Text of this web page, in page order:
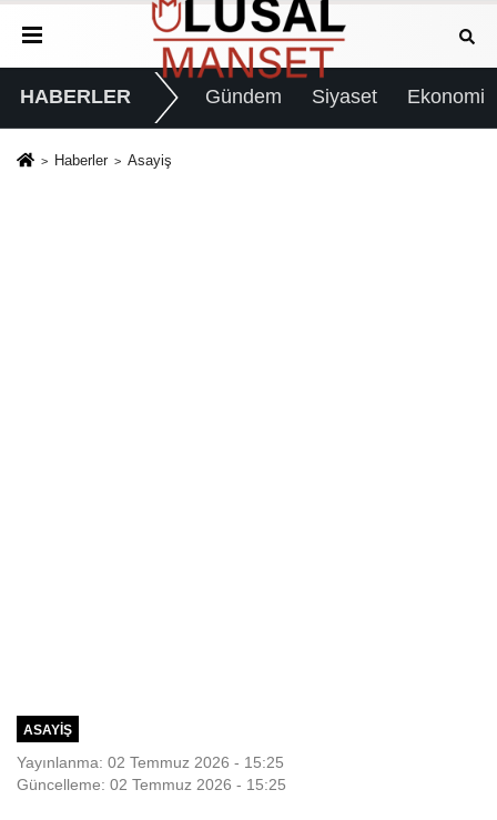
HABERLER Gündem Siyaset Ekonomi
Haberler Asayiş
ASAYIŞ
Yayınlanma: 02 Temmuz 2026 - 15:25
Güncelleme: 02 Temmuz 2026 - 15:25